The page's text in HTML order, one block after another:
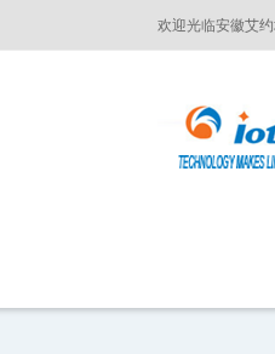
欢迎光临安徽艾